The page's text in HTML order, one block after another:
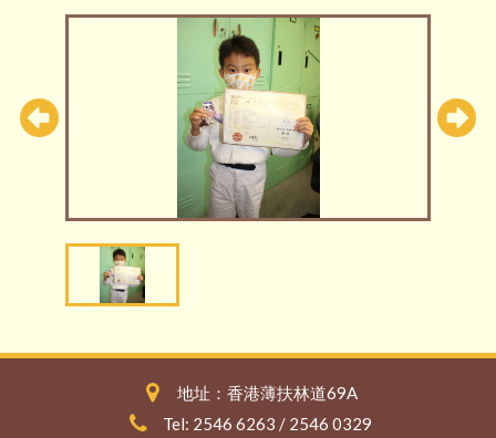
地址：香港薄扶林道69A
Tel: 2546 6263 / 2546 0329